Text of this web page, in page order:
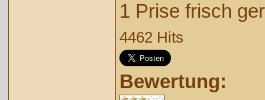
1 Prise frisch
4462 Hits
Bewertung: